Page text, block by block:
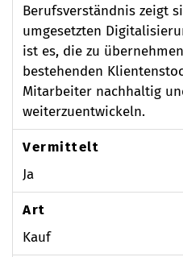
Berufsverständnis zeigt
umgesetzten
ist es, die zu
bestehenden
Mitarbeiter nachhaltig
weiterzuentwickeln.
Vermittelt
Ja
Art
Kauf